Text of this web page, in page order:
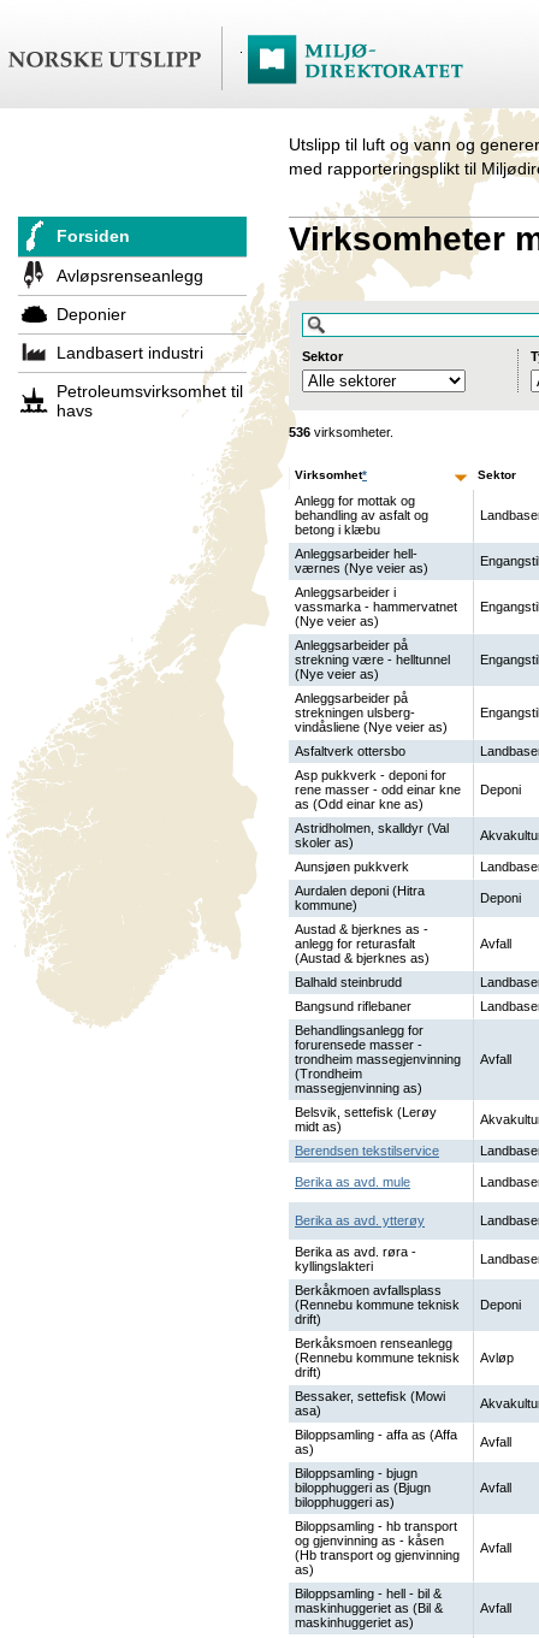
Utslipp til luft og vann og
med rapporteringsplikt til
Forsiden
Avløpsrenseanlegg
Deponier
Landbasert industri
Petroleumsvirksomhet til
havs
Virksomheter
Sektor
536 virksomheter.
Virksomhet* Sektor
Anlegg for mottak og
behandling av asfalt og
betong i klæbu
Anleggsarbeider hell-
værnes (Nye veier as)
Anleggsarbeider i
vassmarka - hammervatnet
(Nye veier as)
Anleggsarbeider på
strekning være - helltunnel
(Nye veier as)
Anleggsarbeider på
strekningen ulsberg-
vindåsliene (Nye veier as)
Asfaltverk ottersbo
Asp pukkverk - deponi for
rene masser - odd einar kne
as (Odd einar kne as)
Deponi
Astridholmen, skalldyr (Val
skoler as)
Aunsjøen pukkverk
Aurdalen deponi (Hitra
kommune)
Deponi
Austad & bjerknes as -
anlegg for returasfalt
(Austad & bjerknes as)
Avfall
Balhald steinbrudd
Bangsund riflebaner
Behandlingsanlegg for
forurensede masser -
trondheim massegjenvinning
(Trondheim
massegjenvinning as)
Avfall
Belsvik, settefisk (Lerøy
midt as)
Berendsen tekstilservice
Berika as avd. mule
Berika as avd. ytterøy
Berika as avd. røra -
kyllingslakteri
Berkåkmoen avfallsplass
(Rennebu kommune teknisk
drift)
Deponi
Berkåksmoen renseanlegg
(Rennebu kommune teknisk
drift)
Avløp
Bessaker, settefisk (Mowi
asa)
Biloppsamling - affa as (Affa
as)
Avfall
Biloppsamling - bjugn
bilopphuggeri as (Bjugn
bilopphuggeri as)
Avfall
Biloppsamling - hb transport
og gjenvinning as - kåsen
(Hb transport og gjenvinning
as)
Avfall
Biloppsamling - hell - bil &
maskinhuggeriet as (Bil &
maskinhuggeriet as)
Avfall